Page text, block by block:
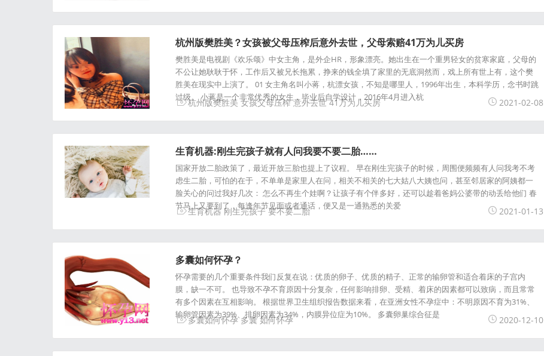
杭州版樊胜美？女孩被父母压榨后意外去世，父母索赔41万为儿买房
樊胜美是电视剧《欢乐颂》中女主角，是外企HR，形象漂亮。她出生在一个重男轻女的贫寒家庭，父母的
不公让她耿耿于怀，工作后又被兄长拖累，挣来的钱全填了家里的无底洞然而，戏上所有世上有，这个樊
胜美在现实中上演了。 01 女主角名叫小蒋，杭漂女孩，不知是哪里人，1996年出生，本科学历，念书时跳
过级。 小蒋是一个非常优秀的女生，毕业后自学设计，2016年4月进入杭
杭州版樊胜美 女孩父母压榨 意外去世 41万为儿买房 2021-02-08
生育机器:刚生完孩子就有人问我要不要二胎……
国家开放二胎政策了，最近开放三胎也提上了议程。 早在刚生完孩子的时候，周围便频频有人问我考不考
虑生二胎，可怕的在于，不单单是家里人在问，相关不相关的七大姑八大姨也问，甚至邻居家的阿姨都一
脸关心的问过我好几次： 怎么不再生个娃啊？让孩子有个伴多好，还可以趁着爸妈公婆带的动丢给他们 春
节马上又要到了，每逢年节见面或者通话，便又是一通熟悉的关爱
生育机器 刚生完孩子 要不要二胎 2021-01-13
多囊如何怀孕？
怀孕需要的几个重要条件我们反复在说：优质的卵子、优质的精子、正常的输卵管和适合着床的子宫内
膜，缺一不可。 也导致不孕不育原因十分复杂，任何影响排卵、受精、着床的因素都可以致病，而且常常
有多个因素在互相影响。 根据世界卫生组织报告数据来看，在亚洲女性不孕症中：不明原因不育为31%、
输卵管因素为39%、排卵因素为34%，内膜异位症为10%。 多囊卵巢综合征是
多囊如何怀孕 多囊 如何怀孕 2020-12-10